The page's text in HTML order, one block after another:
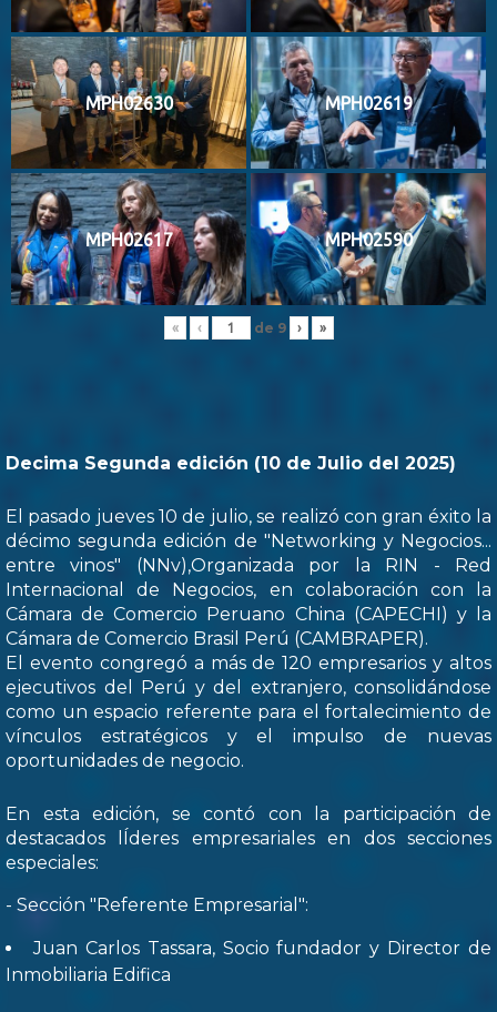
MPH02630 MPH02619
MPH02617 MPH02590
« ‹ de 9 › »
Decima Segunda edición (10 de Julio del 2025)
El pasado jueves 10 de julio, se realizó con gran éxito la
décimo segunda edición de "Networking y Negocios...
entre vinos" (NNv),Organizada por la RIN - Red
Internacional de Negocios, en colaboración con la
Cámara de Comercio Peruano China (CAPECHI) y la
Cámara de Comercio Brasil Perú (CAMBRAPER).
El evento congregó a más de 120 empresarios y altos
ejecutivos del Perú y del extranjero, consolidándose
como un espacio referente para el fortalecimiento de
vínculos estratégicos y el impulso de nuevas
oportunidades de negocio.
En esta edición, se contó con la participación de
destacados lÍderes empresariales en dos secciones
especiales:
- Sección "Referente Empresarial":
Juan Carlos Tassara, Socio fundador y Director de
Inmobiliaria Edifica